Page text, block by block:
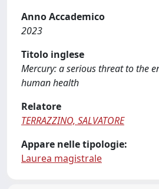
Anno Accademico
2023
Titolo inglese
Mercury: a serious threat to the
human health
Relatore
TERRAZZINO, SALVATORE
Appare nelle tipologie:
Laurea magistrale